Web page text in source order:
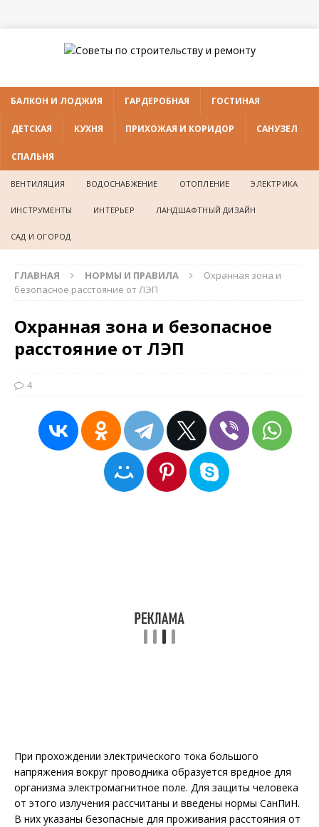
БАЛКОН И ЛОДЖИЯ ГАРДЕРОБНАЯ ГОСТИНАЯ
ДЕТСКАЯ КУХНЯ ПРИХОЖАЯ И КОРИДОР САНУЗЕЛ
СПАЛЬНЯ
ВЕНТИЛЯЦИЯ ВОДОСНАБЖЕНИЕ ОТОПЛЕНИЕ ЭЛЕКТРИКА
ИНСТРУМЕНТЫ ИНТЕРЬЕР ЛАНДШАФТНЫЙ ДИЗАЙН
САД И ОГОРОД
ГЛАВНАЯ НОРМЫ И ПРАВИЛА
Охранная зона и
безопасное расстояние от ЛЭП
Охранная зона и безопасное
расстояние от ЛЭП
4
При прохождении электрического тока большого
напряжения вокруг проводника образуется вредное для
организма электромагнитное поле. Для защиты человека
от этого излучения рассчитаны и введены нормы СанПиН.
В них указаны безопасные для проживания расстояния от